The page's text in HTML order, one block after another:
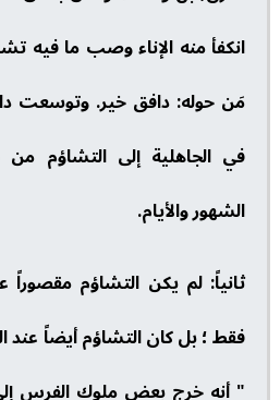
انكفأ منه الإناء وصب ما فيه
مَن حوله: دافق خير. وتوسعت
في الجاهلية إلى التشاؤم
الشهور والأيام.
ثانياً: لم يكن التشاؤم مقصوراً
فقط ؛ بل كان التشاؤم أيضاً
" أنه خرج بعض ملوك الفرس